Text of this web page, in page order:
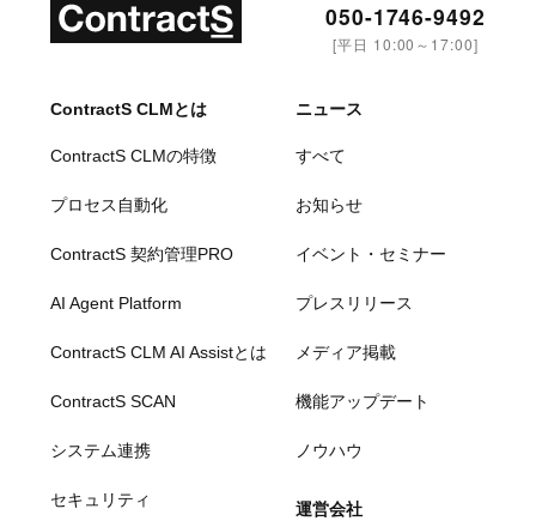
050-1746-9492
[平日 10:00～17:00]
ContractS CLMとは
ContractS CLMの特徴
プロセス自動化
ContractS 契約管理PRO
AI Agent Platform
ContractS CLM AI Assistとは
ContractS SCAN
システム連携
セキュリティ
ニュース
すべて
お知らせ
イベント・セミナー
プレスリリース
メディア掲載
機能アップデート
ノウハウ
運営会社